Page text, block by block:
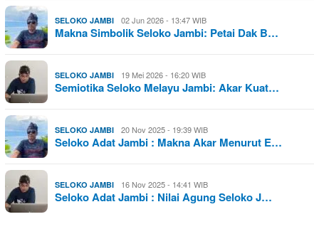
SELOKO JAMBI 02 Jun 2026 - 13:47 WIB
Makna Simbolik Seloko Jambi: Petai Dak B…
SELOKO JAMBI 19 Mei 2026 - 16:20 WIB
Semiotika Seloko Melayu Jambi: Akar Kuat…
SELOKO JAMBI 20 Nov 2025 - 19:39 WIB
Seloko Adat Jambi : Makna Akar Menurut E…
SELOKO JAMBI 16 Nov 2025 - 14:41 WIB
Seloko Adat Jambi : Nilai Agung Seloko J…